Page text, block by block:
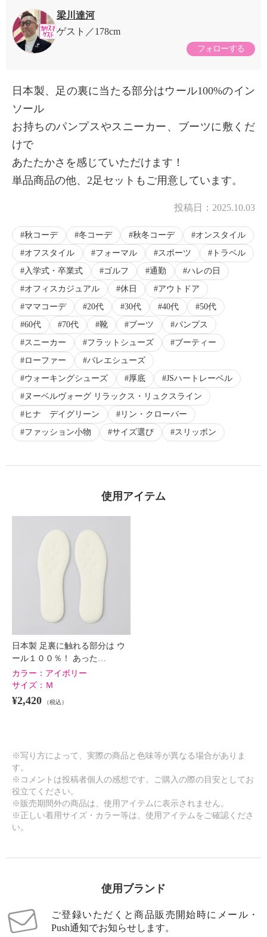
梁川達河
ゲスト
178cm
フォローする
日本製、足の裏に当たる部分はウール100%のイン
ソール
お持ちのパンプスやスニーカー、ブーツに敷くだ
けで
あたたかさを感じていただけます！
単品商品の他、2足セットもご用意しています。
投稿日： 2025.10.03
秋コーデ 冬コーデ 秋冬コーデ
オンスタイル
オフスタイル
フォーマル スポーツ
トラベル
入学式・卒業式
ゴルフ 通勤
ハレの日
オフィスカジュアル
休日
アウトドア
ママコーデ
20代 30代 40代
50代
60代
70代 靴 ブーツ
パンプス
スニーカー
フラットシューズ
ブーティー
ローファー
バレエシューズ
ウォーキングシューズ
厚底
JSハートレーベル
ヌーベルヴォーグ リラックス・リュクスライン
ヒナ デイグリーン
リン・クローバー
ファッション小物
サイズ選び スリッポン
使用アイテム
日本製 足裏に触れる部分は ウ
ール１００％！ あった…
カラー： アイボリー
サイズ： Ｍ
¥2,420 （税込）
※写り方によって、実際の商品と色味等が異なる場合がありま
す。
※コメントは投稿者個人の感想です。ご購入の際の目安としてお
役立てください。
※販売期間外の商品は、使用アイテムに表示されません。
※正しい着用サイズ・カラー等は、使用アイテムをご確認くださ
い。
使用ブランド
ご登録いただくと商品販売開始時にメール・
Push通知でお知らせします。